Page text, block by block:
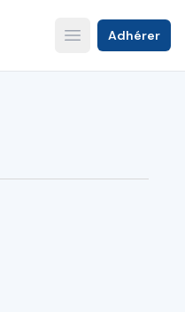
Open main menu
Adhérer